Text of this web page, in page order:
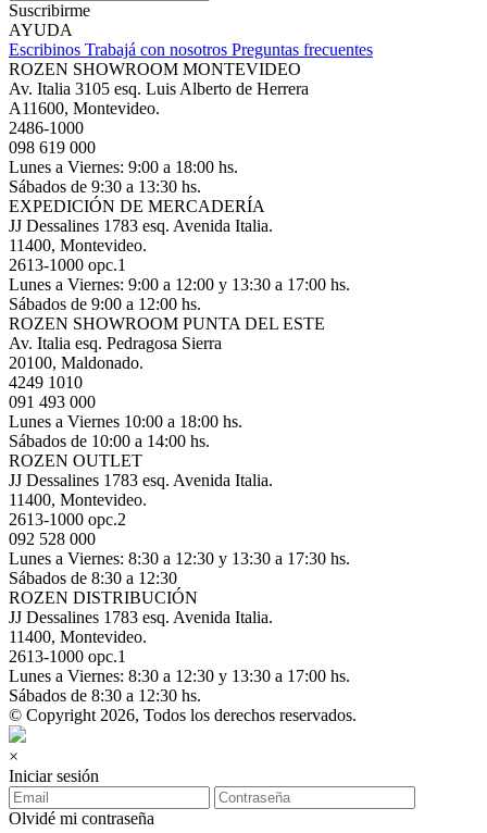
Suscribirme
AYUDA
Escribinos Trabajá con nosotros Preguntas frecuentes
ROZEN SHOWROOM MONTEVIDEO
Av. Italia 3105 esq. Luis Alberto de Herrera
A11600, Montevideo.
2486-1000
098 619 000
Lunes a Viernes: 9:00 a 18:00 hs.
Sábados de 9:30 a 13:30 hs.
EXPEDICIÓN DE MERCADERÍA
JJ Dessalines 1783 esq. Avenida Italia.
11400, Montevideo.
2613-1000 opc.1
Lunes a Viernes: 9:00 a 12:00 y 13:30 a 17:00 hs.
Sábados de 9:00 a 12:00 hs.
ROZEN SHOWROOM PUNTA DEL ESTE
Av. Italia esq. Pedragosa Sierra
20100, Maldonado.
4249 1010
091 493 000
Lunes a Viernes 10:00 a 18:00 hs.
Sábados de 10:00 a 14:00 hs.
ROZEN OUTLET
JJ Dessalines 1783 esq. Avenida Italia.
11400, Montevideo.
2613-1000 opc.2
092 528 000
Lunes a Viernes: 8:30 a 12:30 y 13:30 a 17:30 hs.
Sábados de 8:30 a 12:30
ROZEN DISTRIBUCIÓN
JJ Dessalines 1783 esq. Avenida Italia.
11400, Montevideo.
2613-1000 opc.1
Lunes a Viernes: 8:30 a 12:30 y 13:30 a 17:00 hs.
Sábados de 8:30 a 12:30 hs.
© Copyright 2026, Todos los derechos reservados.
×
Iniciar sesión
Olvidé mi contraseña